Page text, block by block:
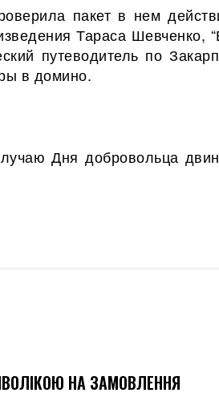
пакет в нем
Тараса Шевченко,
путеводитель по
в домино.
Дня добровольца
НА ЗАМОВЛЕННЯ